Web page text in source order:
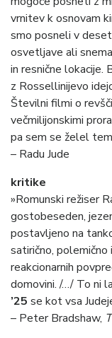
vrnitev k osnovam
smo posneli v
osvetljave ali
in resnične lokacije.
z Rossellinijevo
Številni filmi o
večmilijonskimi
pa sem se želel
– Radu Jude
kritike
»Romunski režiser
gostobeseden,
postavljeno na
satirično,
reakcionarnih
domovini. /…/ To ni
’25 se kot vsa
– Peter Bradshaw,